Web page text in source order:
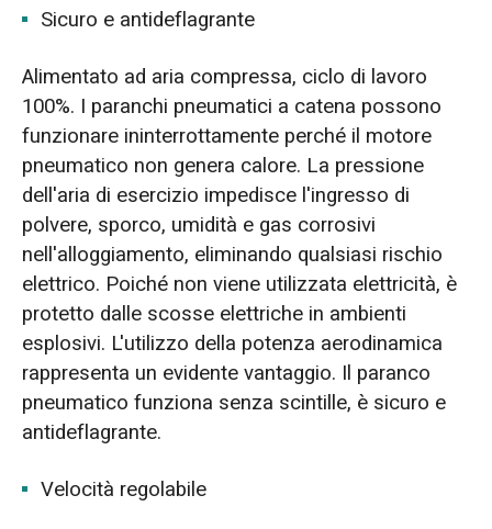
Sicuro e antideflagrante
Alimentato ad aria compressa, ciclo di lavoro
100%. I paranchi pneumatici a catena possono
funzionare ininterrottamente perché il motore
pneumatico non genera calore. La pressione
dell'aria di esercizio impedisce l'ingresso di
polvere, sporco, umidità e gas corrosivi
nell'alloggiamento, eliminando qualsiasi rischio
elettrico. Poiché non viene utilizzata elettricità, è
protetto dalle scosse elettriche in ambienti
esplosivi. L'utilizzo della potenza aerodinamica
rappresenta un evidente vantaggio. Il paranco
pneumatico funziona senza scintille, è sicuro e
antideflagrante.
Velocità regolabile